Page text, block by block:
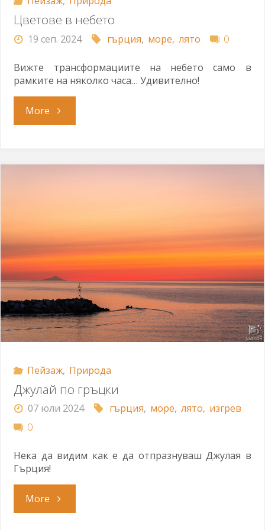
Цветове в небето
19 сеп. 2024 гърция, море, лято 0
Вижте трансформациите на небето само в
рамките на няколко часа… Удивително!
More"Цветове
небето"
Пейзаж, Природа
Джулай по гръцки
07 юли 2024 гърция, море, лято, изгрев
0
Нека да видим как е да отпразнуваш Джулая в
Гърция!
More"Джулай